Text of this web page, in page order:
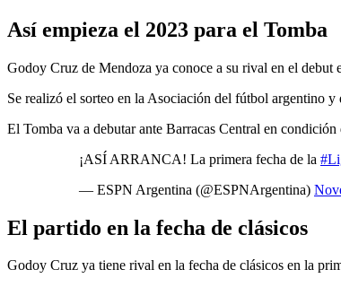
Así empieza el 2023 para el Tomba
Godoy Cruz de Mendoza ya conoce a su rival en el
Se realizó el sorteo en la Asociación del fútbol argentino
El Tomba va a debutar ante Barracas Central en
¡ASÍ ARRANCA! La primera fecha de la
— ESPN Argentina (@ESPNArgentina)
El partido en la fecha de clásicos
Godoy Cruz ya tiene rival en la fecha de clásicos en la